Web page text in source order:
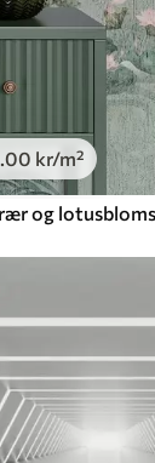
.00 kr/m²